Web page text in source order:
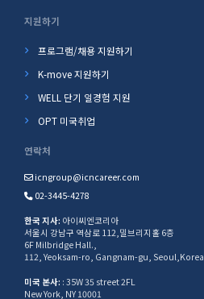
지원하기
프로그램/채용 지원하기
K-move 지원하기
WELL 단기 일경험 지원
OPT 미국취업
연락처
icngroup@icncareer.com
02-3445-4278
한국 지사: 아이씨엔코리아
서울시 강남구 역삼로 112,밀브리지홀 6층
6F Milbridge Hall.,
112, Yeoksam-ro, Gangnam-gu, Seoul,Korea
미국 본사: : 35W 35 street 2FL
New York, NY 10001